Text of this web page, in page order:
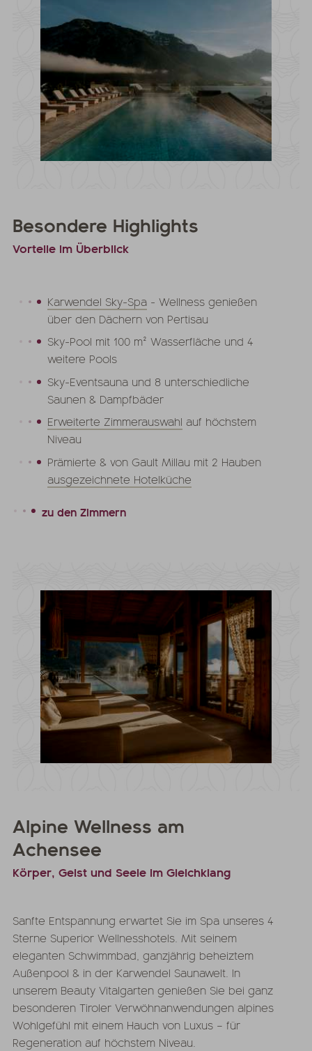
Besondere Highlights
Vorteile im Überblick
Karwendel Sky-Spa - Wellness genießen
über den Dächern von Pertisau
Sky-Pool mit 100 m² Wasserfläche und 4
weitere Pools
Sky-Eventsauna und 8 unterschiedliche
Saunen & Dampfbäder
Erweiterte Zimmerauswahl auf höchstem
Niveau
Prämierte & von Gault Millau mit 2 Hauben
ausgezeichnete Hotelküche
zu den Zimmern
Alpine Wellness am
Achensee
Körper, Geist und Seele im Gleichklang
Sanfte Entspannung erwartet Sie im Spa unseres 4
Sterne Superior Wellnesshotels. Mit seinem
eleganten Schwimmbad, ganzjährig beheiztem
Außenpool & in der Karwendel Saunawelt. In
unserem Beauty Vitalgarten genießen Sie bei ganz
besonderen Tiroler Verwöhnanwendungen alpines
Wohlgefühl mit einem Hauch von Luxus – für
Regeneration auf höchstem Niveau.